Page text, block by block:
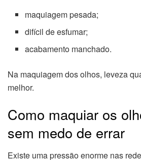
maquiagem pesada;
difícil de esfumar;
acabamento manchado.
Na maquiagem dos olhos, leveza
melhor.
Como maquiar os
sem medo de errar
Existe uma pressão enorme nas